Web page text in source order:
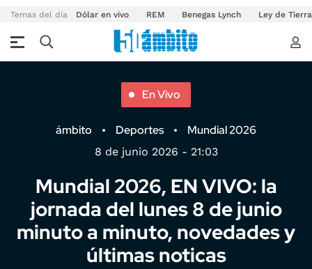
Temas del día Dólar en vivo REM Benegas Lynch Ley de
En Vivo
ámbito Deportes Mundial 2026
8 de junio 2026 - 21:03
Mundial 2026, EN VIVO: la
jornada del lunes 8 de junio
minuto a minuto, novedades y
últimas noticas